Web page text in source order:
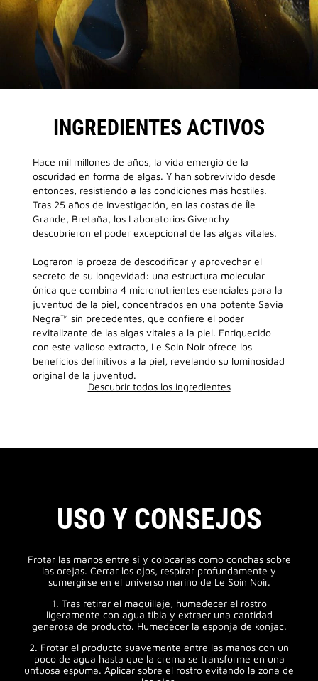
INGREDIENTES ACTIVOS
Hace mil millones de años, la vida emergió de la
oscuridad en forma de algas. Y han sobrevivido desde
entonces, resistiendo a las condiciones más hostiles.
Tras 25 años de investigación, en las costas de Île
Grande, Bretaña, los Laboratorios Givenchy
descubrieron el poder excepcional de las algas vitales.
Lograron la proeza de descodificar y aprovechar el
secreto de su longevidad: una estructura molecular
única que combina 4 micronutrientes esenciales para la
juventud de la piel, concentrados en una potente Savia
Negra™ sin precedentes, que confiere el poder
revitalizante de las algas vitales a la piel. Enriquecido
con este valioso extracto, Le Soin Noir ofrece los
beneficios definitivos a la piel, revelando su luminosidad
original de la juventud.
Descubrir todos los ingredientes
USO Y CONSEJOS
Frotar las manos entre sí y colocarlas como conchas sobre
las orejas. Cerrar los ojos, respirar profundamente y
sumergirse en el universo marino de Le Soin Noir.
1. Tras retirar el maquillaje, humedecer el rostro
ligeramente con agua tibia y extraer una cantidad
generosa de producto. Humedecer la esponja de konjac.
2. Frotar el producto suavemente entre las manos con un
poco de agua hasta que la crema se transforme en una
untuosa espuma. Aplicar sobre el rostro evitando la zona de